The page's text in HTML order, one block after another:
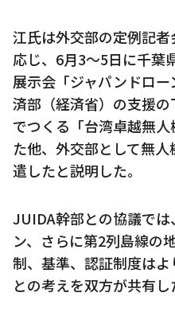
江氏は外交部の定例記
応じ、6月3～5日に千葉
展示会「ジャパンドロ
済部（経済省）の支援
でつくる「台湾卓越無
た他、外交部として無
遣したと説明した。
JUIDA幹部との協議で
ン、さらに第2列島線の
制、基準、認証制度は
との考えを双方が共有し